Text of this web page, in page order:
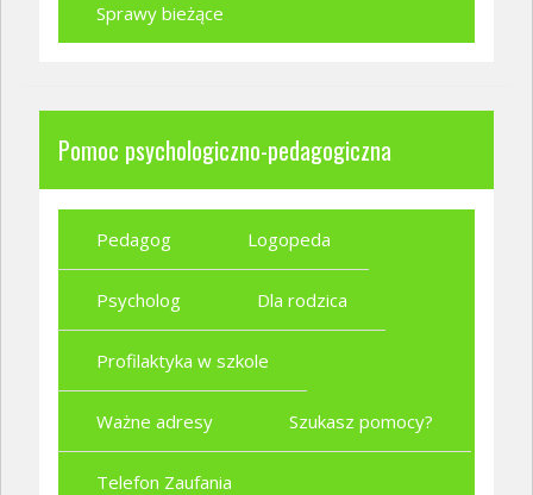
Sprawy bieżące
Pomoc psychologiczno-pedagogiczna
Pedagog Logopeda
Psycholog Dla rodzica
Profilaktyka w szkole
Ważne adresy Szukasz pomocy?
Telefon Zaufania